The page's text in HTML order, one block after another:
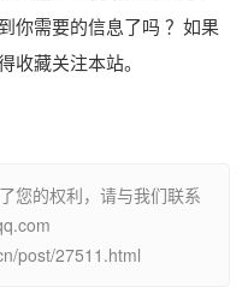
你需要的信息了吗 ？如果
收藏关注本站。
您的权利，请与我们联系
post/27511.html